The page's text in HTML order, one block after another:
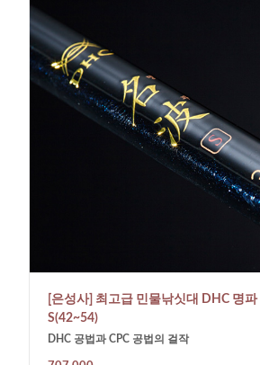
[은성사] 최고급 민물낚싯대 DHC 명파
S(42~54)
DHC 공법과 CPC 공법의 걸작